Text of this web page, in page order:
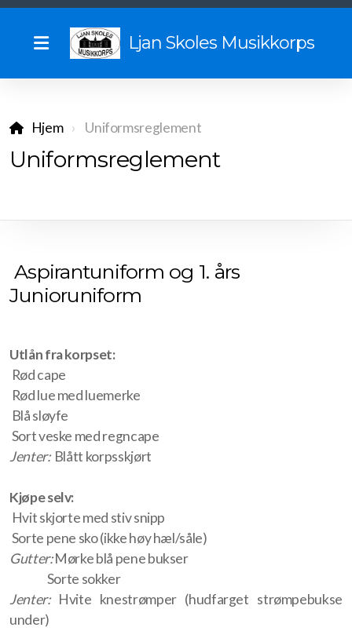
Ljan Skoles Musikkorps
Hjem Uniformsreglement
Uniformsreglement
Aspirantuniform og 1. års
Junioruniform
Utlån fra korpset:
Rød cape
Rød lue med luemerke
Blå sløyfe
Sort veske med regncape
Jenter: Blått korpsskjørt
Kjøpe selv:
Hvit skjorte med stiv snipp
Sorte pene sko (ikke høy hæl/såle)
Gutter:Mørke blå pene bukser
Sorte sokker
Jenter: Hvite knestrømper (hudfarget strømpebukse
under)
Vil du spille med oss?
Begynnelsen
Tidligere dirigenter
Tidligere styreledere
Samspill
Individuell opplæring
Aktiviteter
Konserter